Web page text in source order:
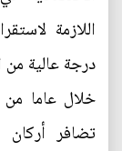
اللازمة
درجة عالية من
خلال عاما من
تضافر أركان